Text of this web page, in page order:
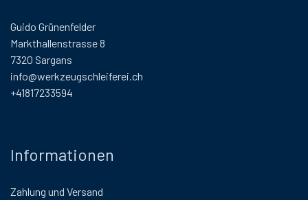
Guido Grünenfelder
Markthallenstrasse 8
7320 Sargans
info@werkzeugschleiferei.ch
+41817233594
Informationen
Zahlung und Versand